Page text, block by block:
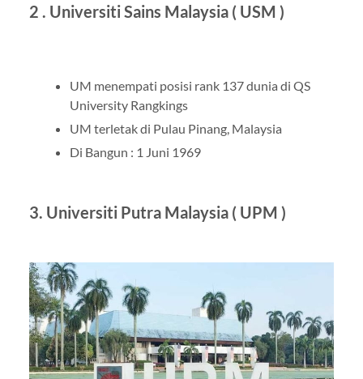
2 . Universiti Sains Malaysia ( USM )
UM menempati posisi rank 137 dunia di QS
University Rangkings
UM terletak di Pulau Pinang, Malaysia
Di Bangun : 1 Juni 1969
3. Universiti Putra Malaysia ( UPM )